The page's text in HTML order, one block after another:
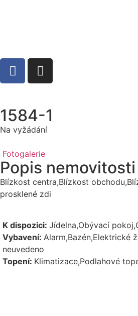
1584-1
Na vyžádání
Fotogalerie
Popis nemovitosti
Blízkost centra,Blízkost
prosklené zdi
K dispozici: Jídelna,Obývací
Vybavení: Alarm,Bazén,Elektrické
neuvedeno
Topení: Klimatizace,Podlahové